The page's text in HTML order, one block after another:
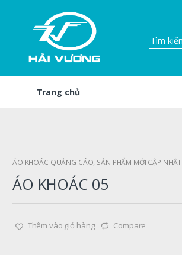
Trang chủ
ÁO KHOÁC QUẢNG CÁO, SẢN PHẨM MỚI CẬP NHẬT
ÁO KHOÁC 05
Thêm vào giỏ hàng Compare